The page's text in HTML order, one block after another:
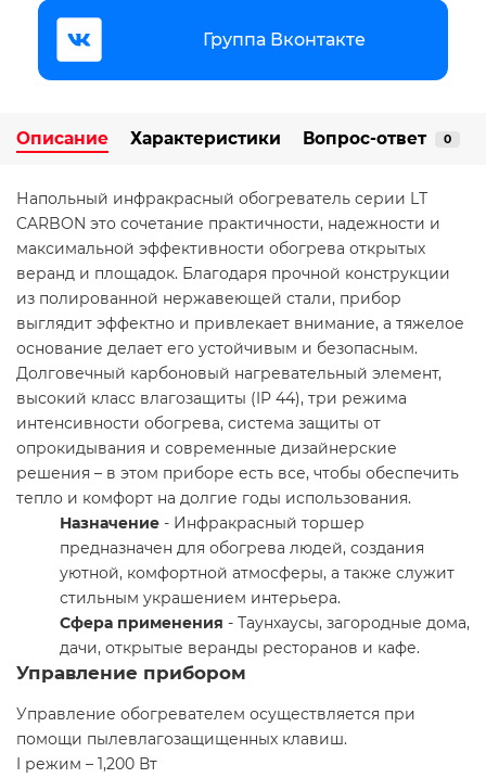
Группа Вконтакте
Описание Характеристики Вопрос-ответ 0
Напольный инфракрасный обогреватель серии LТ
CARBON это сочетание практичности, надежности и
максимальной эффективности обогрева открытых
веранд и площадок. Благодаря прочной конструкции
из полированной нержавеющей стали, прибор
выглядит эффектно и привлекает внимание, а тяжелое
основание делает его устойчивым и безопасным.
Долговечный карбоновый нагревательный элемент,
высокий класс влагозащиты (IP 44), три режима
интенсивности обогрева, система защиты от
опрокидывания и современные дизайнерские
решения – в этом приборе есть все, чтобы обеспечить
тепло и комфорт на долгие годы использования.
Назначение - Инфракрасный торшер
предназначен для обогрева людей, создания
уютной, комфортной атмосферы, а также служит
стильным украшением интерьера.
Сфера применения - Таунхаусы, загородные дома,
дачи, открытые веранды ресторанов и кафе.
Управление прибором
Управление обогревателем осуществляется при
помощи пылевлагозащищенных клавиш.
I режим – 1,200 Вт